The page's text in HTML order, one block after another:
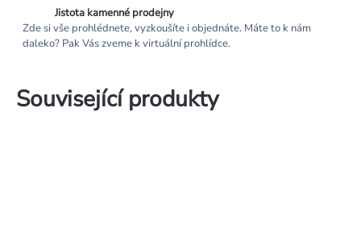
Jistota kamenné prodejny
Zde si vše prohlédnete, vyzkoušíte i objednáte. Máte to k nám
daleko? Pak Vás zveme k virtuální prohlídce.
Související produkty